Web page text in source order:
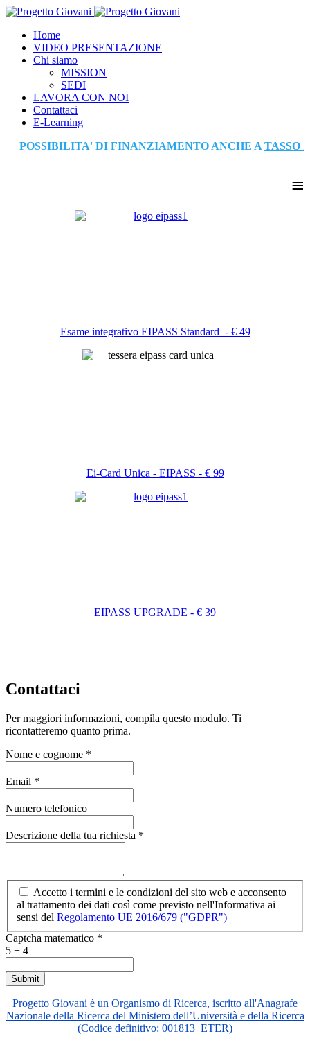
Home
VIDEO PRESENTAZIONE
Chi siamo
MISSION
SEDI
LAVORA CON NOI
Contattaci
E-Learning
POSSIBILITA' DI FINANZIAMENTO ANCHE ATASSO
≡
Esame integrativo EIPASS Standard - € 49
Ei-Card Unica - EIPASS - € 99
EIPASS UPGRADE - € 39
Contattaci
Per maggiori informazioni, compila questo modulo. Ti
ricontatteremo quanto prima.
Nome e cognome *
Email *
Numero telefonico
Descrizione della tua richiesta *
Accetto i termini e le condizioni del sito web e acconsento
al trattamento dei dati così come previsto nell'Informativa ai
sensi del Regolamento UE 2016/679 ("GDPR")
Captcha matematico *
5 + 4 =
Submit
Progetto Giovani è un Organismo di Ricerca, iscritto all'Anagrafe
Nazionale della Ricerca del Ministero dell’Università e della Ricerca
(Codice definitivo: 001813_ETER)